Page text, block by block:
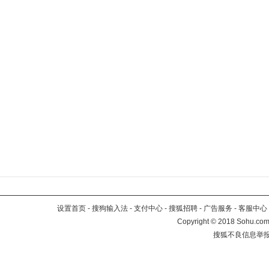
设置首页 - 搜狗输入法 - 支付中心 - 搜狐招聘 - 广告服务 - 客服中心
Copyright©2018
搜狐不良信息举